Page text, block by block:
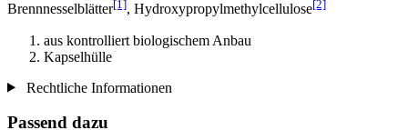
Brennnesselblätter[1], Hydroxypropylmethylcellulose[2]
aus kontrolliert biologischem Anbau
Kapselhülle
Rechtliche Informationen
Passend dazu